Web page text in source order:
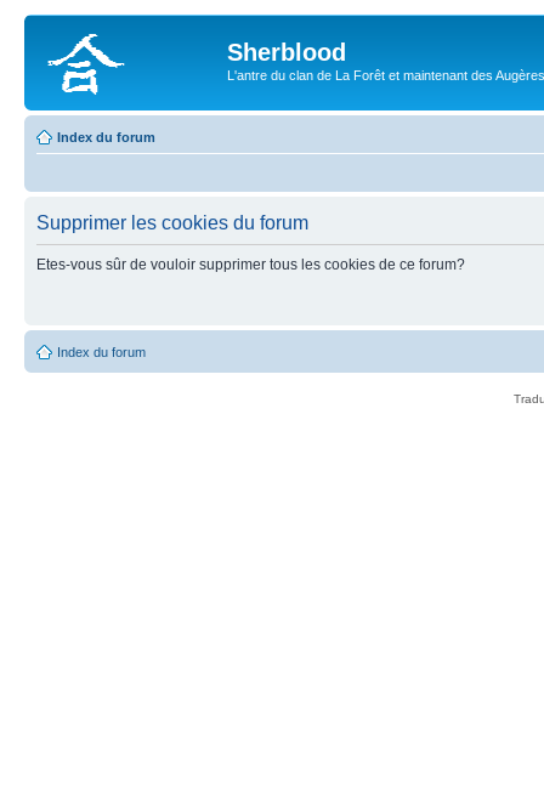
Sherblood
L'antre du clan de La Forêt et maintenant des
Index du forum
Supprimer les cookies du forum
Etes-vous sûr de vouloir supprimer tous les cookies de ce forum?
Index du forum